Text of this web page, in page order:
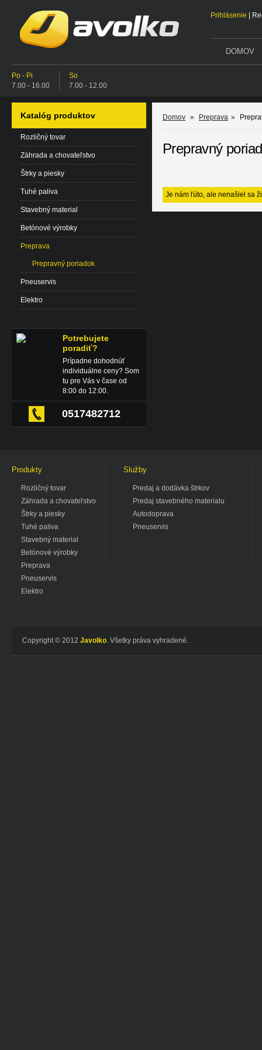
Prihlásenie
DOMOV
Po - Pi
7.00 - 16.00
So
7.00 - 12.00
Domov » Preprava »
Prepravný
Je nám ľúto, ale nenašiel sa
Katalóg produktov
Rozličný tovar
Záhrada a chovateľstvo
Štrky a piesky
Tuhé paliva
Stavebný material
Betónové výrobky
Preprava
Prepravný poriadok
Pneuservis
Elektro
Potrebujete
poradiť?
Prípadne dohodnúť
individuálne ceny? Som
tu pre Vás v čase od
8:00 do 12:00.
0517482712
Produkty
Rozličný tovar
Záhrada a chovateľstvo
Štrky a piesky
Tuhé paliva
Stavebný material
Betónové výrobky
Preprava
Pneuservis
Elektro
Služby
Predaj a dodávka štrkov
Predaj stavebného materialu
Autodoprava
Pneuservis
Copyright © 2012 Javolko. Všetky práva vyhradené.